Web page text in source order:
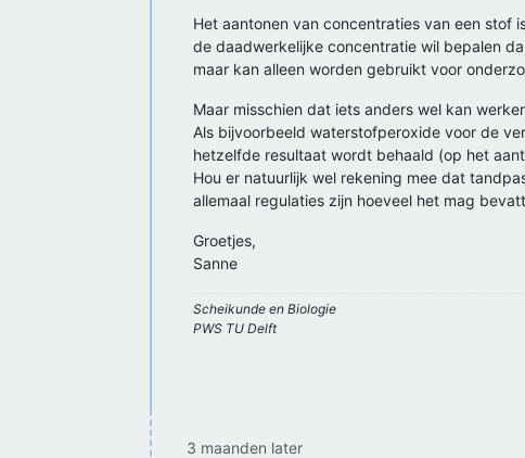
Het aantonen van concentraties van een stof
de daadwerkelijke concentratie wil bepalen
maar kan alleen worden gebruikt voor
Maar misschien dat iets anders wel kan
Als bijvoorbeeld waterstofperoxide voor de
hetzelfde resultaat wordt behaald (op het
Hou er natuurlijk wel rekening mee dat
allemaal regulaties zijn hoeveel het mag
Groetjes,
Sanne
Scheikunde en Biologie
PWS TU Delft
3 maanden later